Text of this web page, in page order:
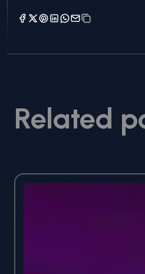
Related